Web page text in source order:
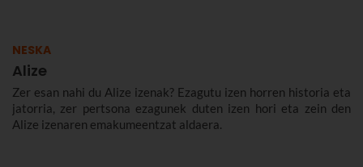
NESKA
Alize
Zer esan nahi du Alize izenak? Ezagutu izen horren historia eta
jatorria, zer pertsona ezagunek duten izen hori eta zein den
Alize izenaren emakumeentzat aldaera.